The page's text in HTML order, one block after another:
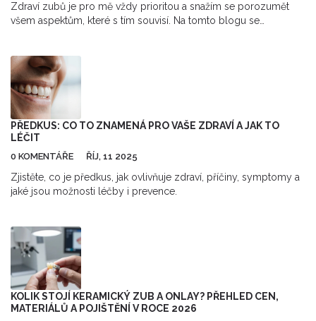
Zdraví zubů je pro mě vždy prioritou a snažím se porozumět
všem aspektům, které s tím souvisí. Na tomto blogu se
předcházet jeho rychlému šíření. Zjistíme také, jak důležitá je
pravidelná péče o zuby v boji proti zubnímu kazu. Přidejte se ke
mně na této cestě za úsměvem bez kazů!
PŘEDKUS: CO TO ZNAMENÁ PRO VAŠE ZDRAVÍ A JAK TO
LÉČIT
0 KOMENTÁŘE ŘÍJ, 11 2025
Zjistěte, co je předkus, jak ovlivňuje zdraví, příčiny, symptomy a
jaké jsou možnosti léčby i prevence.
KOLIK STOJÍ KERAMICKÝ ZUB A ONLAY? PŘEHLED CEN,
MATERIÁLŮ A POJIŠTĚNÍ V ROCE 2026